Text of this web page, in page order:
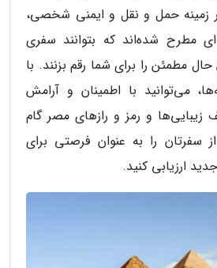
زمینه حمل و نقل و ایمنی شخصی،
مطرح شده‌اند که بتوانند سفری
مطمئن را برای شما رقم بزنند. با
می‌توانید با اطمینان و آرامش
و رمز و رازهای مصر گام
سفرتان را به عنوان فرصتی برای
ارزیابی کنید.